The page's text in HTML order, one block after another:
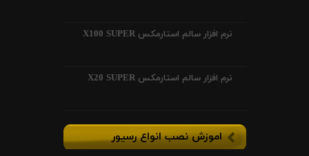
نرم افزار سالم استارمکس X100 SUPER
نرم افزار سالم استارمکس X20 SUPER
اموزش نصب انواع رسیور